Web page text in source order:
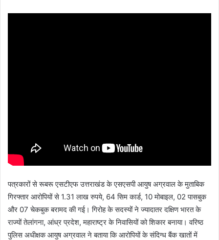
पत्रकारों से रूबरू एसटीएफ उत्तराखंड के एसएसपी आयुष अग्रवाल के मुताबिक
गिरफ्तार आरोपियों से 1.31 लाख रुपये, 64 सिम कार्ड, 10 मोबाइल, 02 पासबुक
और 07 चेकबुक बरामद की गई। गिरोह के सदस्यों ने ज्यादातर दक्षिण भारत के
राज्यों तेलांगना, आंध्र प्रदेश, महाराष्ट्र के निवासियों को शिकार बनाया। वरिष्ठ
पुलिस अधीक्षक आयुष अग्रवाल ने बताया कि आरोपियों के संदिग्ध बैंक खातों में